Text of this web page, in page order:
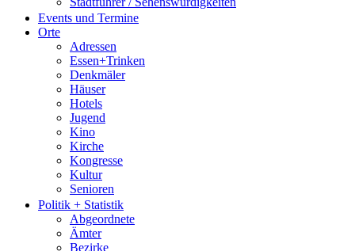
Stadtplan
Sport
Who is who
Wohnen
Events und Termine
Orte
Adressen
Essen+Trinken
Denkmäler
Häuser
Hotels
Jugend
Kino
Kirche
Kongresse
Kultur
Senioren
Stadtführer
Straßen
Politik + Statistik
Abgeordnete
Ämter
Bezirke